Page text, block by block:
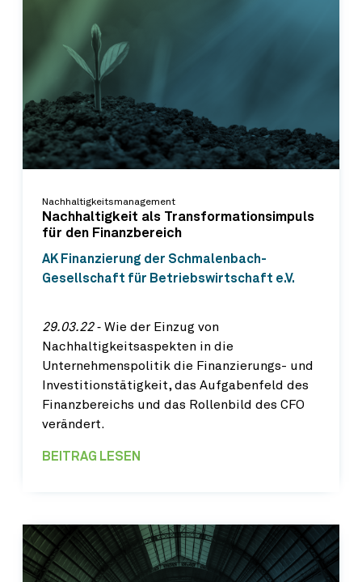
Nachhaltigkeitsmanagement
Nachhaltigkeit als Transformationsimpuls
für den Finanzbereich
AK Finanzierung der Schmalenbach-
Gesellschaft für Betriebswirtschaft e.V.
29.03.22‐ Wie der Einzug von
Nachhaltigkeitsaspekten in die
Unternehmenspolitik die Finanzierungs- und
Investitionstätigkeit, das Aufgabenfeld des
Finanzbereichs und das Rollenbild des CFO
verändert.
BEITRAG LESEN